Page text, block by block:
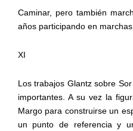
Caminar, pero también
años participando en marchas
XI
Los trabajos Glantz sobre
importantes. A su vez la
Margo para construirse un
un punto de referencia y